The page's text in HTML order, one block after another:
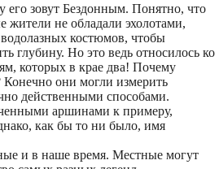
его зовут Бездонным. Понятно, что
жители не обладали эхолотами,
костюмов, чтобы
глубину. Но это ведь относилось ко
которых в крае два! Почему
они могли измерить
действенными способами.
аршинами к примеру,
как бы то ни было, имя
и в наше время. Местные могут